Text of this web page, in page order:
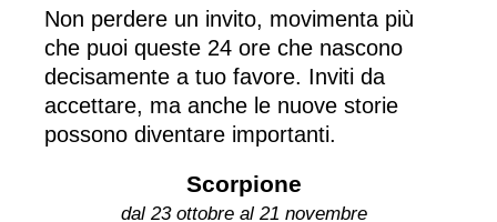
Non perdere un invito, movimenta più
che puoi queste 24 ore che nascono
decisamente a tuo favore. Inviti da
accettare, ma anche le nuove storie
possono diventare importanti.
Scorpione
dal 23 ottobre al 21 novembre